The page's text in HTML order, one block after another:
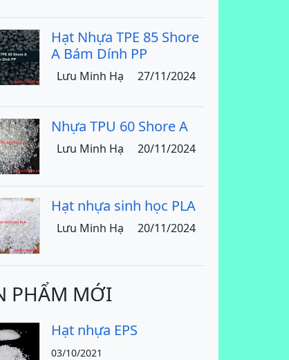
Hạt Nhựa TPE 85 Shore
A Bám Dính PP
Lưu Minh Hạ 27/11/2024
Nhựa TPU 60 Shore A
Lưu Minh Hạ 20/11/2024
Hạt nhựa sinh học PLA
Lưu Minh Hạ 20/11/2024
PHẨM MỚI
Hạt nhựa EPS
03/10/2021